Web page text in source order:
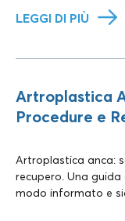
LEGGI DI PIÙ
Artroplastica
Procedure e
Artroplastica anca:
recupero. Una
modo informato e